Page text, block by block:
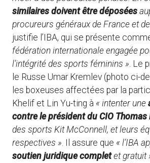
similaires doivent être déposées
procureurs généraux de France et
justifie l’IBA, qui se présente
fédération internationale engagée
l’intégrité des sports féminins » . Le
le Russe Umar Kremlev (photo ci-
les boxeuses affectées par la
Khelif et Lin Yu-ting à « intenter une
contre le président du CIO Thomas
des sports Kit McConnell, et leurs
respectives » . Il assure que « l’IBA
soutien juridique completet gratuit